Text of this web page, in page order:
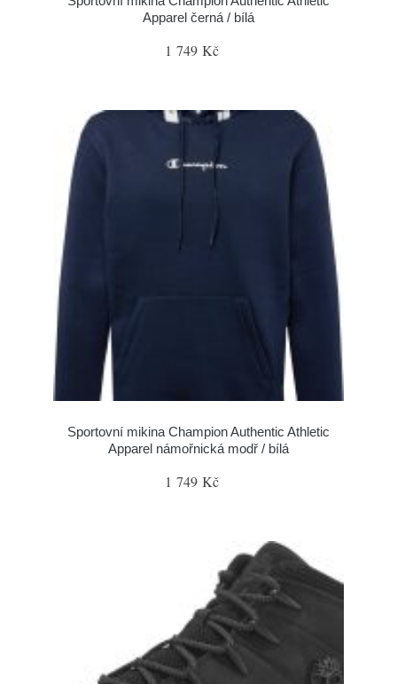
Apparel černá / bílá
1 749 Kč
Sportovní mikina Champion Authentic Athletic
Apparel námořnická modř / bílá
1 749 Kč